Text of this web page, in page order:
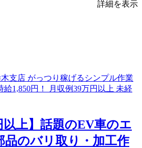
詳細を表示
以上】話題のEV車のエ
品のバリ取り・加工作